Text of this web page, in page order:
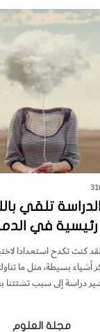
تلقي
رئيسية في
كنت تكدح استعدادا
أشياء بسيطة، مثل ما
دراسة إلى سبب
مجلة العلوم